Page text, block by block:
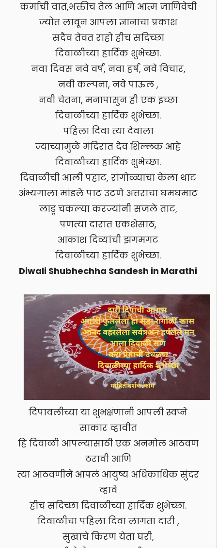
कर्माची वात,भक्तीच तेल आणि आत्म जाणिवेची
ज्योत लावून आपला ज्ञानाचा प्रकाश
सदैव तेवत राहो हीच सदिच्छा
दिवाळीच्या हार्दिक शुभेच्छा.
नवा दिवस नवे वर्ष, नवा हर्ष, नवे विचार,
नवी कल्पना, नवे पाऊल ,
नवी चेतना, मनापासुन ही एक इच्छा
दिवाळीच्या हार्दिक शुभेच्छा.
पहिला दिवा त्या देवाला
ज्याच्यामुळे मंदिरात देव शिल्लक आहे
दिवाळीच्या हार्दिक शुभेच्छा.
दिवाळीची आली पहाट, रांगोळ्याचा केला थाट
अंभ्यगाला मांडले पाट उटणे अत्तराचा घमघमाट
लाडू चकल्या करज्यांनी सजले ताट,
पणत्या दारात एकशेसाठ,
आकाश दिव्यांची झगमगट
दिवाळीच्या हार्दिक शुभेच्छा.
Diwali Shubhechha Sandesh in Marathi
दिपावलीच्या या शुभक्षंणानी आपली स्वप्ने
साकार व्हावीत
हि दिवाळी आपल्यासाठी एक अनमोल आठवण
ठरावी आणि
त्या आठवणीने आपलं आयुष्य अधिकाधिक सुंदर
व्हावे
हीच सदिच्छा दिवाळीच्या हार्दिक शुभेच्छा.
दिवाळीचा पहिला दिवा लागता दारी ,
सुखाचे किरण येता घरी,